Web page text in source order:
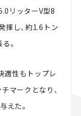
リッターV型8
揮し、約1.6トン
。
適性もトップレ
マークとなり、
えた。